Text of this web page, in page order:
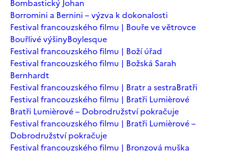
Bombastický Johan
Borromini a Bernini – výzva k dokonalosti
Festival francouzského filmu | Bouře ve větrovce
Bouřlivé výšinyBoylesque
Festival francouzského filmu | Boží úřad
Festival francouzského filmu | Božská Sarah
Bernhardt
Festival francouzského filmu | Bratr a sestraBratři
Festival francouzského filmu | Bratři Lumièrové
Bratři Lumièrové – Dobrodružství pokračuje
Festival francouzského filmu | Bratři Lumièrové –
Dobrodružství pokračuje
Festival francouzského filmu | Bronzová muška